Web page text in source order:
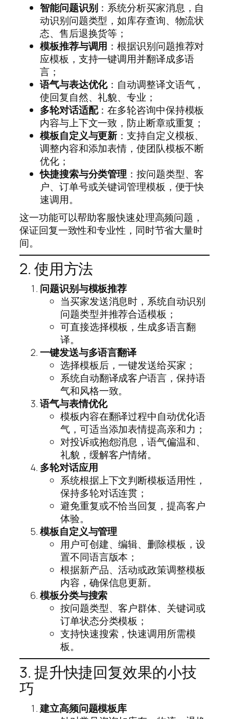
智能问题识别：系统分析买家消息，自
动识别问题类型，如库存查询、物流状
态、售后退换货等；
模板推荐与调用 ：根据识别问题推荐对
应模板，支持一键调用并翻译成多语
言；
语气与表达优化：自动调整译文语气，
使回复自然、礼貌、专业；
多轮对话适配：在多轮咨询中保持模板
内容与上下文一致，防止断章或重复；
模板自定义与更新 ：支持自定义模板、
调整内容和添加表情，使团队模板不断
优化；
快捷搜索与分类管理 ：按问题类型、客
户、订单号或关键词管理模板，便于快
速调用。
这一功能可以帮助客服快速处理高频问题，
保证回复一致性和专业性，同时节省大量时
间。
2. 使用方法
问题识别与模板推荐
当买家发送消息时，系统自动识别
问题类型并推荐合适模板；
可直接选择模板，生成多语言翻
译。
一键发送与多语言翻译
选择模板后，一键发送给买家；
系统自动翻译成客户语言，保持语
气和风格一致。
语气与表情优化
模板内容在翻译过程中自动优化语
气，可适当添加表情提高亲和力；
对投诉或抱怨消息，语气偏温和、
礼貌，缓解客户情绪。
多轮对话应用
系统根据上下文判断模板适用性，
保持多轮对话连贯；
避免重复或不恰当回复，提高客户
体验。
模板自定义与管理
用户可创建、编辑、删除模板，设
置不同语言版本；
根据新产品、活动或政策调整模板
内容，确保信息更新。
模板分类与搜索
按问题类型、客户群体、关键词或
订单状态分类模板；
支持快速搜索，快速调用所需模
板。
3. 提升快捷回复效果的小技
巧
建立高频问题模板库